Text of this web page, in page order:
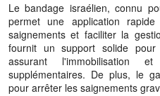
Le bandage israélien, connu
permet une application
saignements et faciliter la
fournit un support solide
assurant l'immobilisation
supplémentaires. De plus, le
pour arrêter les saignements